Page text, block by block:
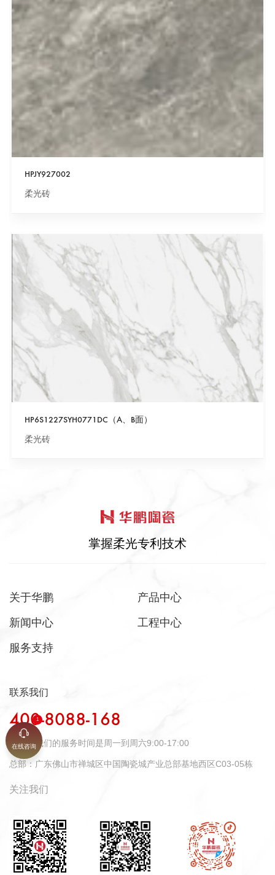
HPJY927002
柔光砖
HP6S1227SYH0771DC（A、B面）
柔光砖
掌握柔光专利技术
关于华鹏 产品中心
新闻中心 工程中心
服务支持
联系我们
400-8088-168
时间：我们的服务时间是周一到周六9:00-17:00
总部： 广东佛山市禅城区中国陶瓷城产业总部基地西区C03-05栋
关注我们
在线咨询